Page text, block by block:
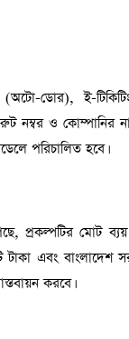
ডোর), ই-টিকিটিং
রুট নম্বর ও
পরিচালিত হবে।
প্রকল্পটির মোট
এবং বাংলাদেশ
করবে।